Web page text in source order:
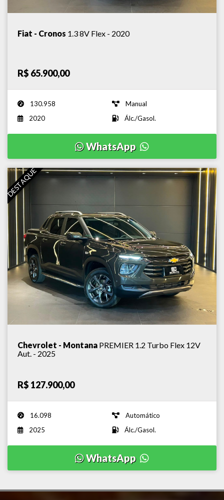
Fiat - Cronos 1.3 8V Flex - 2020
R$ 65.900,00
130.958
Manual
2020
Álc./Gasol.
WhatsApp
DESTAQUE
Chevrolet - Montana PREMIER 1.2 Turbo Flex 12V
Aut. - 2025
R$ 127.900,00
16.098
Automático
2025
Álc./Gasol.
WhatsApp